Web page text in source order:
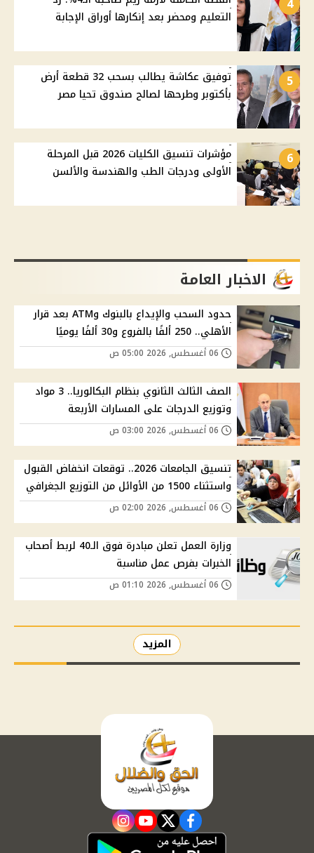
التعليم ومحضر بعد إنكارها أوراق الإجابة
5
توفيق عكاشة يطالب بسحب 32 قطعة أرض
بأكتوبر وطرحها لصالح صندوق تحيا مصر
6
مؤشرات تنسيق الكليات 2026 قبل المرحلة
الأولى ودرجات الطب والهندسة والألسن
الاخبار العامة
حدود السحب والإيداع بالبنوك وATM بعد قرار
الأهلي.. 250 ألفًا بالفروع و30 ألفًا يوميًا
الصف الثالث الثانوي بنظام البكالوريا.. 3 مواد
وتوزيع الدرجات على المسارات الأربعة
تنسيق الجامعات 2026.. توقعات انخفاض القبول
واستثناء 1500 من الأوائل من التوزيع الجغرافي
وزارة العمل تعلن مبادرة فوق الـ40 لربط أصحاب
الخبرات بفرص عمل مناسبة
المزيد
facebook
twitter
youtube
instagram